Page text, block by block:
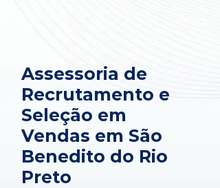
Assessoria de
Recrutamento e
Seleção em
Vendas em São
Benedito do Rio
Preto